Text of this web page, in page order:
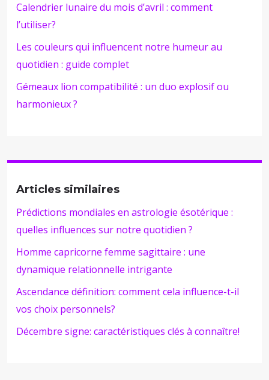
Calendrier lunaire du mois d’avril : comment
l’utiliser?
Les couleurs qui influencent notre humeur au
quotidien : guide complet
Gémeaux lion compatibilité : un duo explosif ou
harmonieux ?
Articles similaires
Prédictions mondiales en astrologie ésotérique :
quelles influences sur notre quotidien ?
Homme capricorne femme sagittaire : une
dynamique relationnelle intrigante
Ascendance définition: comment cela influence-t-il
vos choix personnels?
Décembre signe: caractéristiques clés à connaître!